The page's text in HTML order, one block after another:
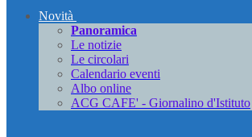
Novità
Panoramica
Le notizie
Le circolari
Calendario eventi
Albo online
ACG CAFE' - Giornalino d'Istituto